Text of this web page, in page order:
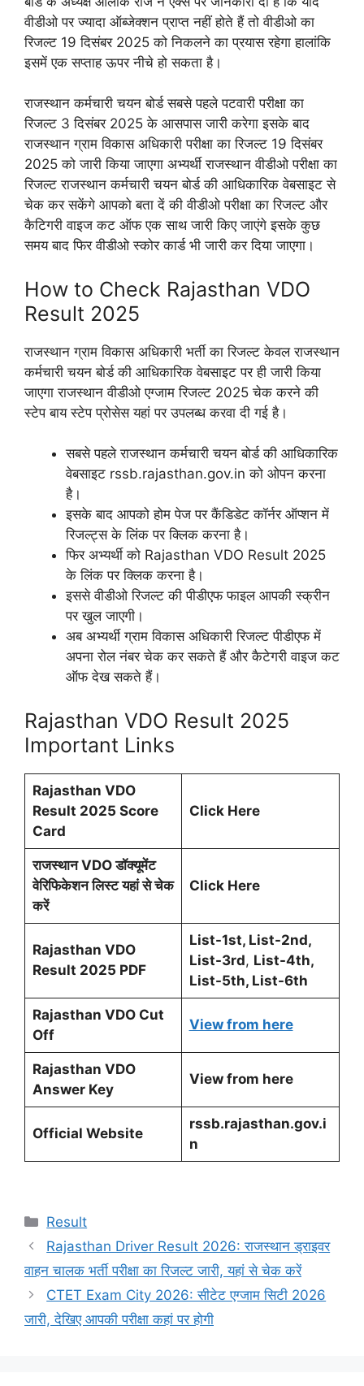
वीडीओ पर ज्यादा ऑब्जेक्शन प्राप्त नहीं होते हैं तो वीडीओ का
रिजल्ट 19 दिसंबर 2025 को निकलने का प्रयास रहेगा हालांकि
इसमें एक सप्ताह ऊपर नीचे हो सकता है।
राजस्थान कर्मचारी चयन बोर्ड सबसे पहले पटवारी परीक्षा का
रिजल्ट 3 दिसंबर 2025 के आसपास जारी करेगा इसके बाद
राजस्थान ग्राम विकास अधिकारी परीक्षा का रिजल्ट 19 दिसंबर
2025 को जारी किया जाएगा अभ्यर्थी राजस्थान वीडीओ परीक्षा का
रिजल्ट राजस्थान कर्मचारी चयन बोर्ड की आधिकारिक वेबसाइट से
चेक कर सकेंगे आपको बता दें की वीडीओ परीक्षा का रिजल्ट और
कैटिगरी वाइज कट ऑफ एक साथ जारी किए जाएंगे इसके कुछ
समय बाद फिर वीडीओ स्कोर कार्ड भी जारी कर दिया जाएगा।
How to Check Rajasthan VDO
Result 2025
राजस्थान ग्राम विकास अधिकारी भर्ती का रिजल्ट केवल राजस्थान
कर्मचारी चयन बोर्ड की आधिकारिक वेबसाइट पर ही जारी किया
जाएगा राजस्थान वीडीओ एग्जाम रिजल्ट 2025 चेक करने की
स्टेप बाय स्टेप प्रोसेस यहां पर उपलब्ध करवा दी गई है।
सबसे पहले राजस्थान कर्मचारी चयन बोर्ड की आधिकारिक
वेबसाइट rssb.rajasthan.gov.in को ओपन करना
है।
इसके बाद आपको होम पेज पर कैंडिडेट कॉर्नर ऑप्शन में
रिजल्ट्स के लिंक पर क्लिक करना है।
फिर अभ्यर्थी को Rajasthan VDO Result 2025
के लिंक पर क्लिक करना है।
इससे वीडीओ रिजल्ट की पीडीएफ फाइल आपकी स्क्रीन
पर खुल जाएगी।
अब अभ्यर्थी ग्राम विकास अधिकारी रिजल्ट पीडीएफ में
अपना रोल नंबर चेक कर सकते हैं और कैटेगरी वाइज कट
ऑफ देख सकते हैं।
Rajasthan VDO Result 2025
Important Links
Rajasthan VDO
Result 2025 Score
Card
Click Here
राजस्थान VDO डॉक्यूमेंट
वेरिफिकेशन लिस्ट यहां से चेक
करें
Click Here
Rajasthan VDO
Result 2025 PDF
List-1st, List-2nd,
List-3rd, List-4th,
List-5th, List-6th
Rajasthan VDO Cut
Off
View from here
Rajasthan VDO
Answer Key
View from here
Official Website
rssb.rajasthan.gov.i
n
Categories
Result
Rajasthan Driver Result 2026: राजस्थान ड्राइवर
वाहन चालक भर्ती परीक्षा का रिजल्ट जारी, यहां से चेक करें
CTET Exam City 2026: सीटेट एग्जाम सिटी 2026
जारी, देखिए आपकी परीक्षा कहां पर होगी